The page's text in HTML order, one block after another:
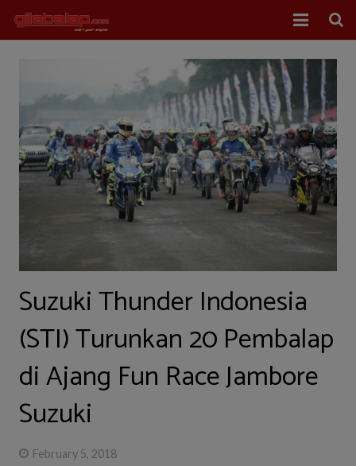
Balap Mobil
Balap Motor
About Us
Suzuki Thunder Indonesia
(STI) Turunkan 20 Pembalap
di Ajang Fun Race Jambore
Suzuki
February 5, 2018